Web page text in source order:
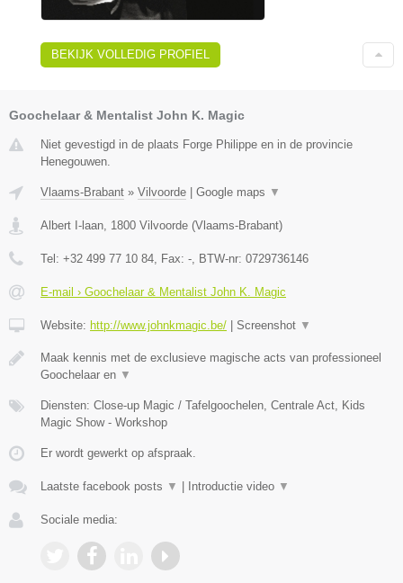
BEKIJK VOLLEDIG PROFIEL
Goochelaar & Mentalist John K. Magic
Niet gevestigd in de plaats Forge Philippe en in de provincie
Henegouwen.
Vlaams-Brabant » Vilvoorde Google maps ▼
Albert I-laan, 1800 Vilvoorde (Vlaams-Brabant)
Tel: +32 499 77 10 84, Fax: -, BTW-nr: 0729736146
E-mail › Goochelaar & Mentalist John K. Magic
Website: http://www.johnkmagic.be/ Screenshot ▼
Maak kennis met de exclusieve magische acts van professioneel
Goochelaar en ▼
Diensten: Close-up Magic / Tafelgoochelen, Centrale Act, Kids
Magic Show - Workshop
Er wordt gewerkt op afspraak.
Laatste facebook posts ▼ Introductie video ▼
Sociale media: